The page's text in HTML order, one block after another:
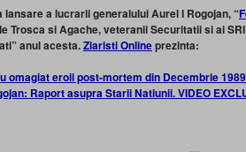
a lucrarii generalului Aurel I Rogojan, “
Trosca si Agache, veteranii Securitatii si ai
anul acesta.Ziaristi Onlineprezinta:
omagiat eroii post-mortem din Decembrie
Raport asupra Starii Natiunii. VIDEO